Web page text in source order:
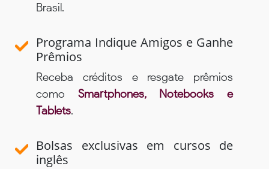
Brasil.
Programa Indique Amigos e Ganhe
Prêmios
Receba créditos e resgate prêmios
como Smartphones, Notebooks e
Tablets.
Bolsas exclusivas em cursos de
inglês